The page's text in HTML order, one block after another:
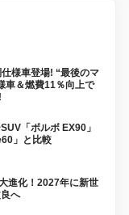
様車登場! “最後のマ
車＆燃費11％向上で
「ボルボ EX90」
」と比較
進化！2027年に新世
へ